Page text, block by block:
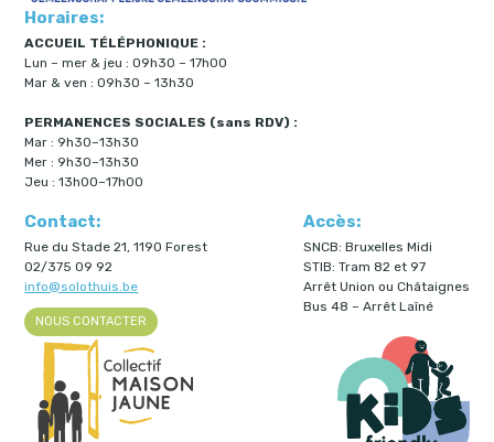
Horaires:
ACCUEIL TÉLÉPHONIQUE :
Lun – mer & jeu : 09h30 – 17h00
Mar & ven : 09h30 – 13h30
PERMANENCES SOCIALES (sans RDV) :
Mar : 9h30–13h30
Mer : 9h30–13h30
Jeu : 13h00–17h00
Contact:
Rue du Stade 21, 1190 Forest
02/375 09 92
info@solothuis.be
NOUS CONTACTER
Accès:
SNCB: Bruxelles Midi
STIB: Tram 82 et 97
Arrêt Union ou Châtaignes
Bus 48 – Arrêt Laîné